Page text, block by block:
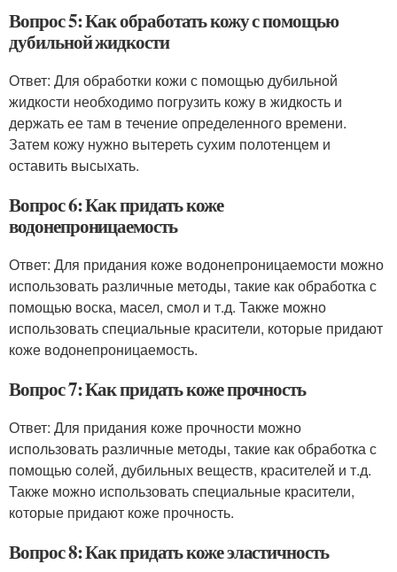
Вопрос 5: Как обработать кожу с помощью
дубильной жидкости
Ответ: Для обработки кожи с помощью дубильной
жидкости необходимо погрузить кожу в жидкость и
держать ее там в течение определенного времени.
Затем кожу нужно вытереть сухим полотенцем и
оставить высыхать.
Вопрос 6: Как придать коже
водонепроницаемость
Ответ: Для придания коже водонепроницаемости можно
использовать различные методы, такие как обработка с
помощью воска, масел, смол и т.д. Также можно
использовать специальные красители, которые придают
коже водонепроницаемость.
Вопрос 7: Как придать коже прочность
Ответ: Для придания коже прочности можно
использовать различные методы, такие как обработка с
помощью солей, дубильных веществ, красителей и т.д.
Также можно использовать специальные красители,
которые придают коже прочность.
Вопрос 8: Как придать коже эластичность